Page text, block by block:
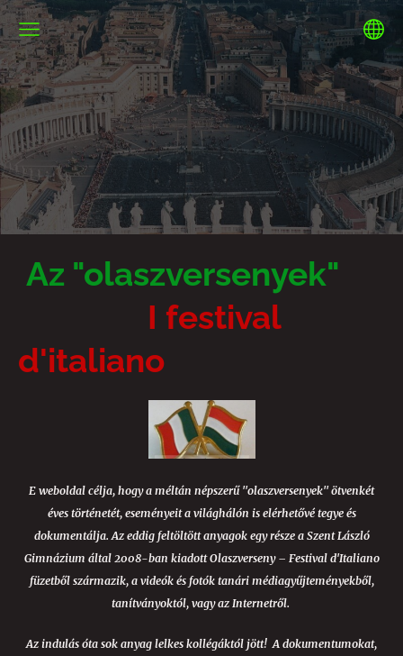
Az "olaszversenyek"
I festival
d'italiano
E weboldal célja, hogy a méltán népszerű "olaszversenyek" ötvenkét
éves történetét, eseményeit a világhálón is elérhetővé tegye és
dokumentálja. Az eddig feltöltött anyagok egy része a Szent László
Gimnázium által 2008-ban kiadott Olaszverseny – Festival d'Italiano
füzetből származik, a videók és fotók tanári médiagyűjteményekből,
tanítványoktól, vagy az Internetről.
Az indulás óta sok anyag lelkes kollégáktól jött! A dokumentumokat,